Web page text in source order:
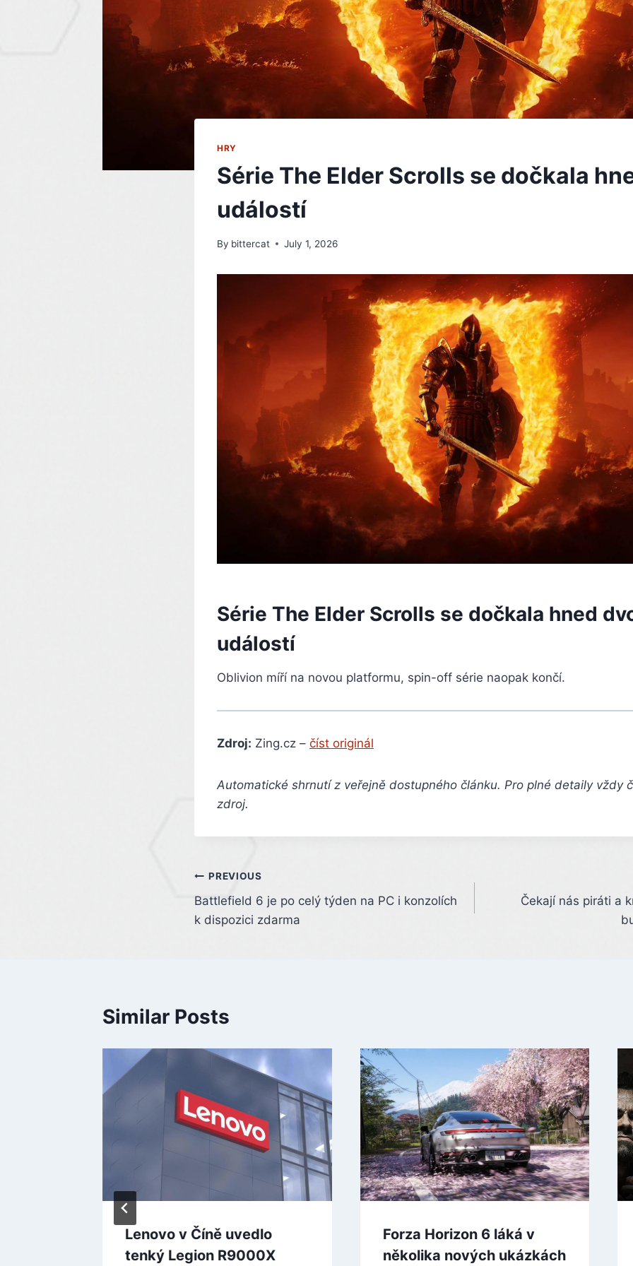
HRY
Série The Elder Scrolls se dočkala
událostí
By bittercat July 1, 2026
Série The Elder Scrolls se dočkala hned
událostí
Oblivion míří na novou platformu, spin-off série naopak končí.
Zdroj: Zing.cz – číst originál
Automatické shrnutí z veřejně dostupného článku. Pro plné detaily vždy
zdroj.
Post
navigation
PREVIOUS
Battlefield 6 je po celý týden na PC i konzolích
k dispozici zdarma
Čekají nás piráti a
Similar Posts
Lenovo v Číně uvedlo
tenký Legion R9000X
Forza Horizon 6 láká v
několika nových ukázkách